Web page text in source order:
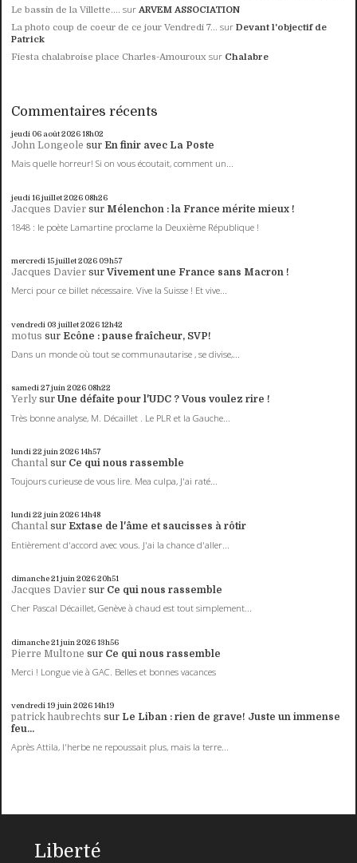
Le bassin de la Villette.... sur ARVEM ASSOCIATION
La photo coup de coeur de ce jour Vendredi 7... surDevant l'objectif de
Patrick
Fiesta chalabroise place Charles-Amouroux sur Chalabre
Commentaires récents
jeudi 06 août 202618h02
John Longeole sur En finir avec La Poste
Mais quelle horreur! Si on vous écoutait, comment un...
jeudi 16juillet 2026 08h26
Jacques Davier sur Mélenchon : la France mérite mieux !
1848 : le poète Lamartine proclame la Deuxième République !
mercredi 15juillet 2026 09h57
Jacques Davier surVivement une France sans Macron !
Merci pour ce billet nécessaire. Vive la Suisse ! Et vive...
vendredi 03 juillet 202612h42
motus sur Ecône : pause fraîcheur, SVP!
Dans un monde où tout se communautarise , se divise,...
samedi 27juin 2026 08h22
Yerly surUne défaite pour l'UDC ? Vous voulez rire !
Très bonne analyse, M. Décaillet . Le PLR et la Gauche...
lundi 22 juin 202614h57
Chantal sur Ce qui nous rassemble
Toujours curieuse de vous lire. Mea culpa, J'ai raté...
lundi 22 juin 202614h48
Chantal sur Extase de l'âme et saucisses à rôtir
Entièrement d'accord avec vous. J'ai la chance d'aller...
dimanche 21 juin 202620h51
Jacques Davier sur Ce qui nous rassemble
Cher Pascal Décaillet, Genève à chaud est tout simplement...
dimanche 21 juin 202613h56
Pierre Multone sur Ce qui nous rassemble
Merci ! Longue vie à GAC. Belles et bonnes vacances
vendredi 19 juin 202614h19
patrick haubrechts sur Le Liban : rien de grave! Juste un immense
feu...
Après Attila, l'herbe ne repoussait plus, mais la terre...
Liberté